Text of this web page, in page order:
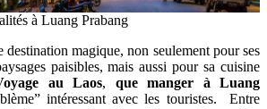
à Luang Prabang
destination magique, non seulement pour ses
paisibles, mais aussi pour sa cuisine
au Laos, que manger à Luang
intéressant avec les touristes. Entre